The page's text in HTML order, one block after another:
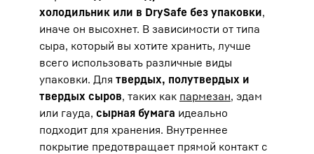
холодильник или в DrySafe без упаковки,
иначе он высохнет. В зависимости от типа
сыра, который вы хотите хранить, лучше
всего использовать различные виды
упаковки. Для твердых, полутвердых и
твердых сыров, таких как пармезан, эдам
или гауда, сырная бумага идеально
подходит для хранения. Внутреннее
покрытие предотвращает прямой контакт с